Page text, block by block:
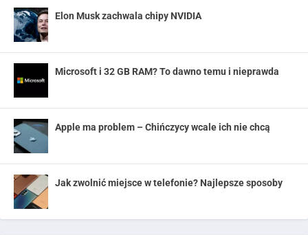
Elon Musk zachwala chipy NVIDIA
Microsoft i 32 GB RAM? To dawno temu i nieprawda
Apple ma problem – Chińczycy wcale ich nie chcą
Jak zwolnić miejsce w telefonie? Najlepsze sposoby